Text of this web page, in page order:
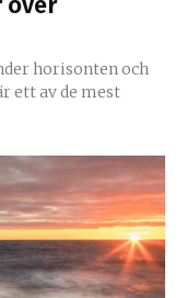
horisonten och
ett av de mest